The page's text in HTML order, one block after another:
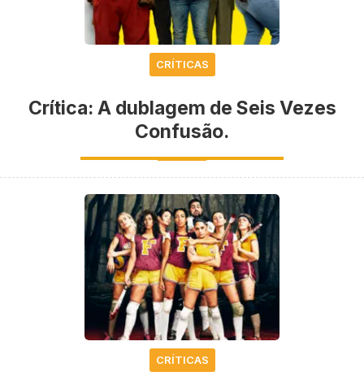
CRÍTICAS
Crítica: A dublagem de Seis Vezes
Confusão.
CRÍTICAS